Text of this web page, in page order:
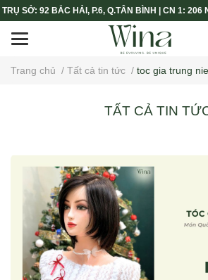
TRỤ SỞ: 92 BẮC HẢI, P.6, Q.TÂN BÌNH | CN 1: 206
Trang chủ / Tất cả tin tức / toc gia trung
TẤT CẢ TIN